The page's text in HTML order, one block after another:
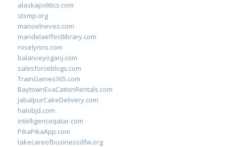
alaskapolitics.com
stsmp.org
manoelneves.com
mandelaeffectlibrary.com
roselynns.com
balanceyoganj.com
salesforceblogs.com
TrainGames365.com
BaytownEvaCationRentals.com
JabalpurCakeDelivery.com
halobjd.com
intelligenceqatar.com
PikaPikaApp.com
takecareofbusinessdfw.org